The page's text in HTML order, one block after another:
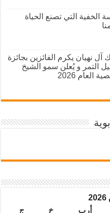
الخفية التي تصنع الحياة
آل نهيان يكرم الفائزين بجائزة
التمر و يُعلن سمو الشيخ
العام 2026
أرب خ ج